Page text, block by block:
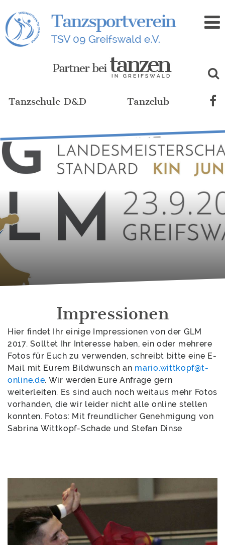
Zum
Inhalt
Tanzschule D&D Tanzclub
Impressionen
Hier findet Ihr einige Impressionen von der GLM
2017. Solltet Ihr Interesse haben, ein oder mehrere
Fotos für Euch zu verwenden, schreibt bitte eine E-
Mail mit Eurem Bildwunsch an mario.wittkopf@t-
online.de. Wir werden Eure Anfrage gern
weiterleiten. Es sind auch noch weitaus mehr Fotos
vorhanden, die wir leider nicht alle online stellen
konnten. Fotos: Mit freundlicher Genehmigung von
Sabrina Wittkopf-Schade und Stefan Dinse